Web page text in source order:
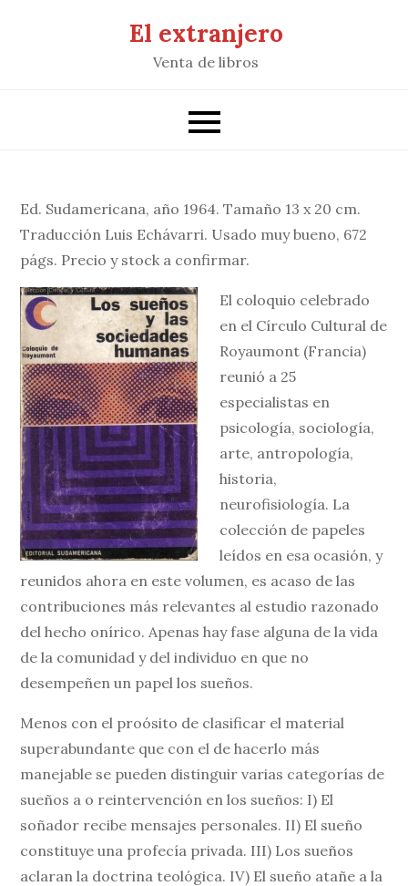
El extranjero
Venta de libros
Ed. Sudamericana, año 1964. Tamaño 13 x 20 cm.
Traducción Luis Echávarri. Usado muy bueno, 672
págs. Precio y stock a confirmar.
El coloquio celebrado
en el Círculo Cultural de
Royaumont (Francia)
reunió a 25
especialistas en
psicología, sociología,
arte, antropología,
historia,
neurofisiología. La
colección de papeles
leídos en esa ocasión, y
reunidos ahora en este volumen, es acaso de las
contribuciones más relevantes al estudio razonado
del hecho onírico. Apenas hay fase alguna de la vida
de la comunidad y del individuo en que no
desempeñen un papel los sueños.
Menos con el proósito de clasificar el material
superabundante que con el de hacerlo más
manejable se pueden distinguir varias categorías de
sueños a o reintervención en los sueños: I) El
soñador recibe mensajes personales. II) El sueño
constituye una profecía privada. III) Los sueños
aclaran la doctrina teológica. IV) El sueño atañe a la